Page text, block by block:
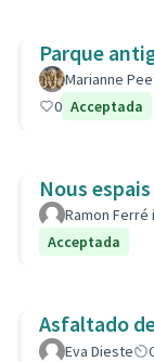
Parque
Marianne
0 Acceptada
Nous
Ramon Ferré
Acceptada
Asfaltado
Eva Dieste